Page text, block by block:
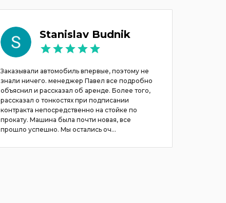
Stanislav Budnik
Заказывали автомобиль впервые, поэтому не
знали ничего. менеджер Павел все подробно
объяснил и рассказал об аренде. Более того,
рассказал о тонкостях при подписании
контракта непосредственно на стойке по
прокату. Машина была почти новая, все
прошло успешно. Мы остались оч...